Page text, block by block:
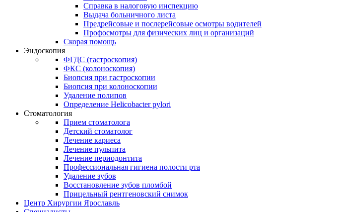
Справка в налоговую инспекцию
Выдача больничного листа
Предрейсовые и послерейсовые осмотры водителей
Профосмотры для физических лиц и организаций
Скорая помощь
Эндоскопия
ФГДС (гастроскопия)
ФКС (колоноскопия)
Биопсия при гастроскопии
Биопсия при колоноскопии
Удаление полипов
Определение Helicobacter pylori
Стоматология
Прием стоматолога
Детский стоматолог
Лечение кариеса
Лечение пульпита
Лечение периодонтита
Профессиональная гигиена полости рта
Удаление зубов
Восстановление зубов пломбой
Прицельный рентгеновский снимок
Центр Хирургии Ярославль